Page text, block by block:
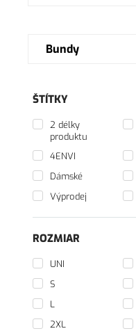
Bundy
ŠTÍTKY
2 délky
produktu
4ENVI
Dámské
Výprodej
ROZMIAR
UNI
S
L
2XL